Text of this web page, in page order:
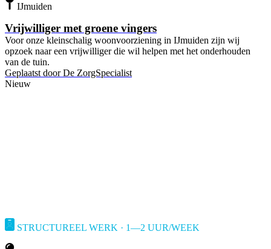
IJmuiden
Vrijwilliger met groene vingers
Voor onze kleinschalig woonvoorziening in IJmuiden zijn wij
opzoek naar een vrijwilliger die wil helpen met het onderhouden
van de tuin.
Geplaatst door De ZorgSpecialist
Nieuw
STRUCTUREEL WERK · 1—2 UUR/WEEK